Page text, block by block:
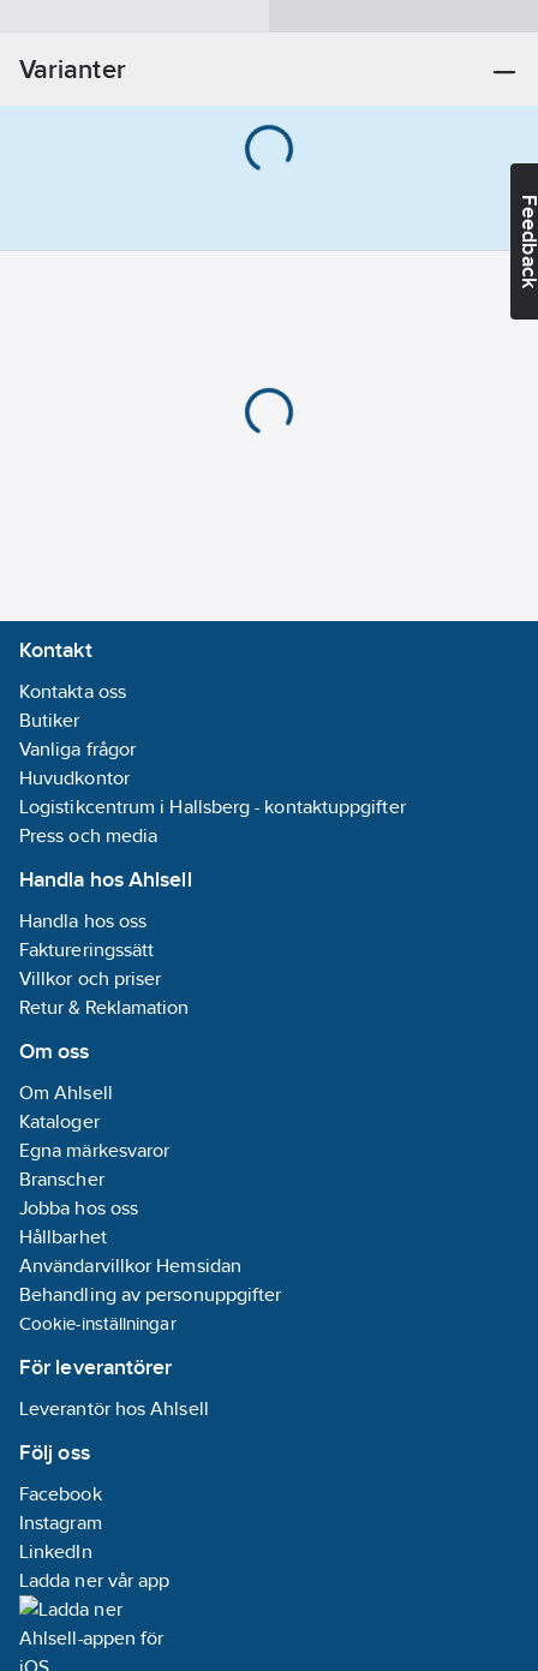
Varianter
Kontakt
Kontakta oss
Butiker
Vanliga frågor
Huvudkontor
Logistikcentrum i Hallsberg - kontaktuppgifter
Press och media
Handla hos Ahlsell
Handla hos oss
Faktureringssätt
Villkor och priser
Retur & Reklamation
Om oss
Om Ahlsell
Kataloger
Egna märkesvaror
Branscher
Jobba hos oss
Hållbarhet
Användarvillkor Hemsidan
Behandling av personuppgifter
Cookie-inställningar
För leverantörer
Leverantör hos Ahlsell
Följ oss
Facebook
Instagram
LinkedIn
Ladda ner vår app